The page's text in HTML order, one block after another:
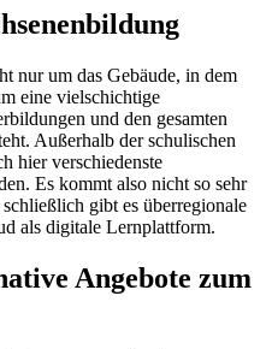
nur um das Gebäude, in dem
eine vielschichtige
und den gesamten
Außerhalb der schulischen
hier verschiedenste
Es kommt also nicht so sehr
gibt es überregionale
als digitale Lernplattform.
Angebote zum